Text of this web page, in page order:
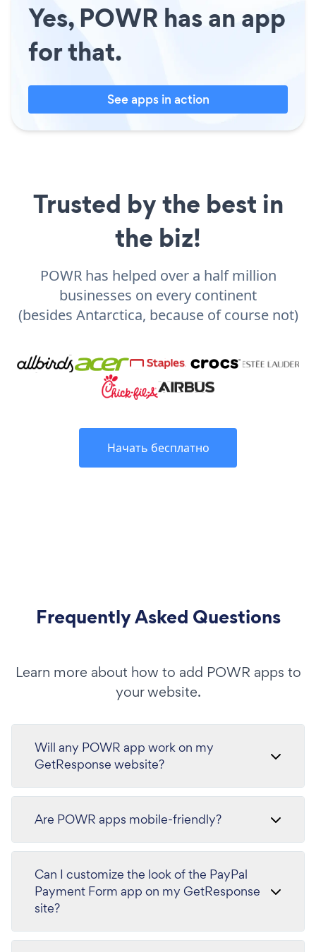
Yes, POWR has an app
for that.
See apps in action
Trusted by the best in
the biz!
POWR has helped over a half million
businesses on every continent
(besides Antarctica, because of course not)
Начать бесплатно
Frequently Asked Questions
Learn more about how to add POWR apps to
your website.
Will any POWR app work on my
GetResponse website?
Are POWR apps mobile-friendly?
Can I customize the look of the PayPal
Payment Form app on my GetResponse
site?